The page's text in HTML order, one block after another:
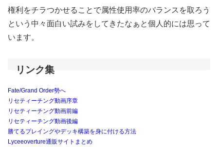
権利をチラつかせることで属性使用率のバランスを取ろう
という中々面白い試みをしてきたなぁと個人的には思って
います。
リンク集
Fate/Grand Order勢へ
リセティーチング動画序章
リセティーチング動画前編
リセティーチング動画後編
勝てるプレイングやデッキ構築を身に付ける方法
Lyceeoverture通販サイトまとめ